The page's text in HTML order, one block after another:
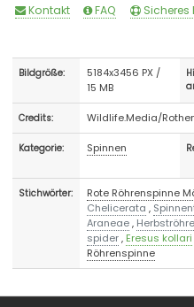
Kontakt FAQ Sicheres
Bildgröße:
5184x3456 PX /
15 MB
Credits: Wildlife.Media/
Kategorie: Spinnen
Stichwörter: Rote Röhrenspinne
Chelicerata ,
Araneae,
spider, Eresus kollari
Röhrenspinne